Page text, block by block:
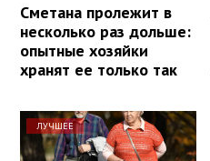
Сметана пролежит в
несколько раз дольше:
опытные хозяйки
хранят ее только так
ЛУЧШЕЕ